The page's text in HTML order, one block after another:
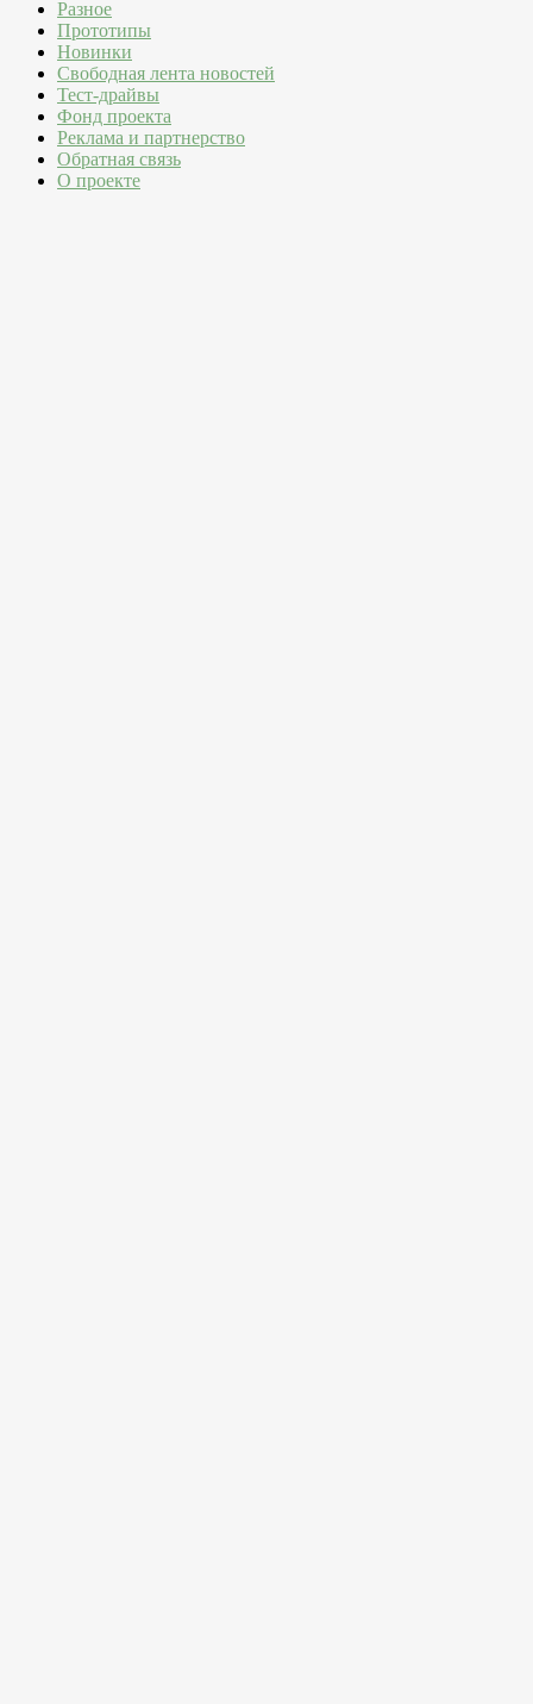
Разное
Прототипы
Новинки
Свободная лента новостей
Тест-драйвы
Фонд проекта
Реклама и партнерство
Обратная связь
О проекте